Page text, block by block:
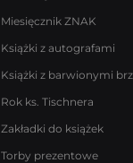
Miesięcznik ZNAK
Książki z autografami
Książki z barwionymi
Rok ks. Tischnera
Zakładki do książek
Torby prezentowe